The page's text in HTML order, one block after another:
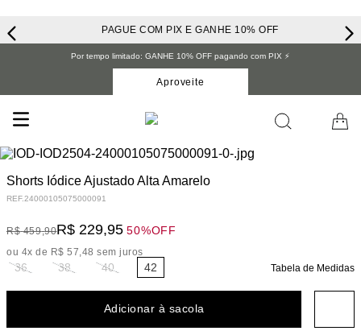
PAGUE COM PIX E GANHE 10% OFF
Por tempo limitado: GANHE 10% OFF pagando com PIX ⚡️
Aproveite
Shorts Iódice Ajustado Alta Amarelo
REF.24000105075000091
R$ 459,90R$ 229,95 50%OFF
ou 4x de R$ 57,48 sem juros
36 38 40 42 Tabela de Medidas
Adicionar à sacola